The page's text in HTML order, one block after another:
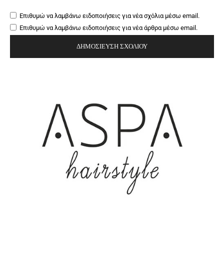
Επιθυμώ να λαμβάνω ειδοποιήσεις για νέα σχόλια μέσω email.
Επιθυμώ να λαμβάνω ειδοποιήσεις για νέα άρθρα μέσω email.